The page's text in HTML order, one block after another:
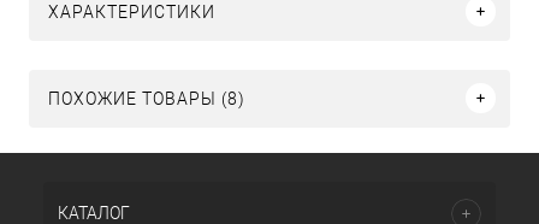
ХАРАКТЕРИСТИКИ
ПОХОЖИЕ ТОВАРЫ (8)
КАТАЛОГ